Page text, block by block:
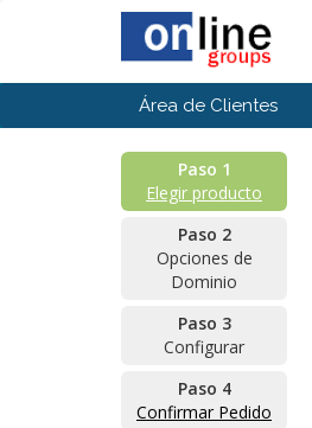
Área de Clientes
Paso 1
Elegir producto
Paso 2
Opciones de
Dominio
Paso 3
Configurar
Paso 4
Confirmar Pedido